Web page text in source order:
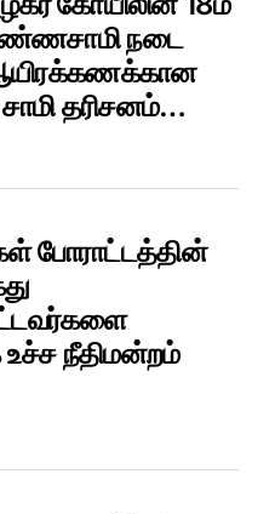
நடை
ஆயிரக்கணக்கான
தரிசனம்…
போராட்டத்தின்
உச்ச நீதிமன்றம்